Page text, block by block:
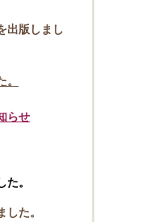
出版しまし
らせ
。
た。